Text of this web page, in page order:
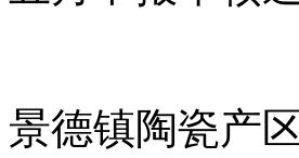
景德镇陶瓷产